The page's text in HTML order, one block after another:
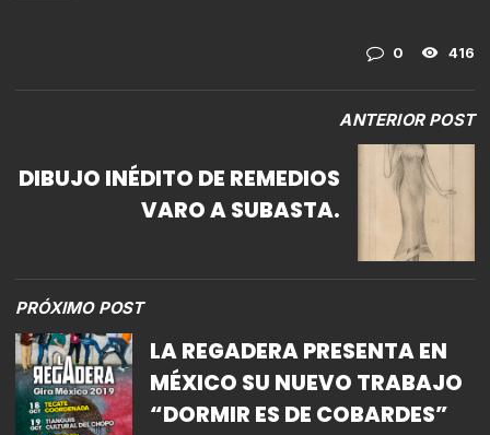
0 416
ANTERIOR POST
DIBUJO INÉDITO DE REMEDIOS
VARO A SUBASTA.
PRÓXIMO POST
LA REGADERA PRESENTA EN
MÉXICO SU NUEVO TRABAJO
“DORMIR ES DE COBARDES”